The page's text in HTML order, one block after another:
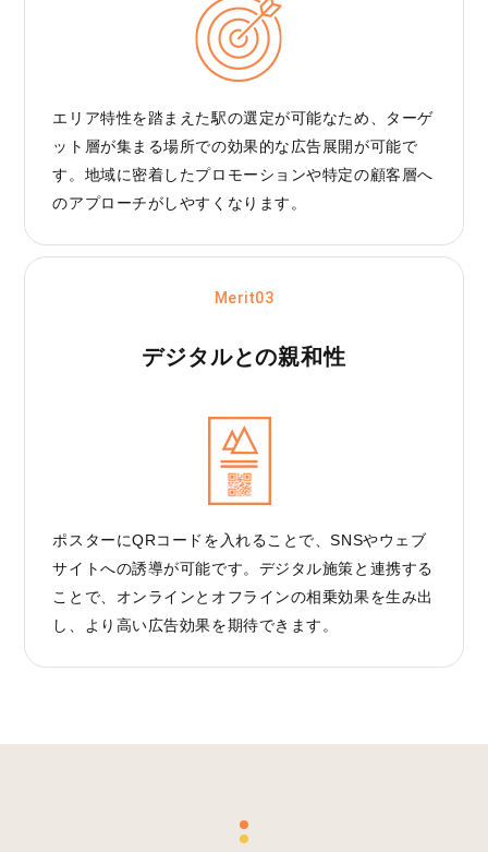
エリア特性を踏まえた駅の選定が可能なため、ターゲ
ット層が集まる場所での効果的な広告展開が可能で
す。地域に密着したプロモーションや特定の顧客層へ
のアプローチがしやすくなります。
Merit03
デジタルとの親和性
ポスターにQRコードを入れることで、SNSやウェブ
サイトへの誘導が可能です。デジタル施策と連携する
ことで、オンラインとオフラインの相乗効果を生み出
し、より高い広告効果を期待できます。